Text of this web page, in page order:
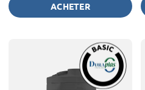
ACHETER